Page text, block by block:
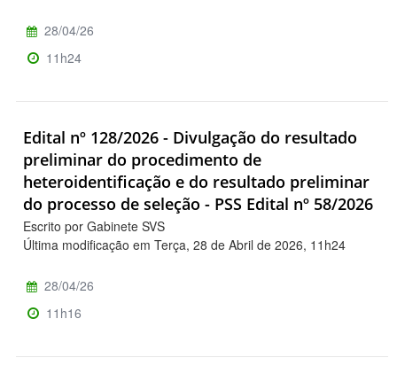
28/04/26
11h24
Edital nº 128/2026 - Divulgação do resultado
preliminar do procedimento de
heteroidentificação e do resultado preliminar
do processo de seleção - PSS Edital nº 58/2026
Escrito por Gabinete SVS
Última modificação em Terça, 28 de Abril de 2026, 11h24
28/04/26
11h16